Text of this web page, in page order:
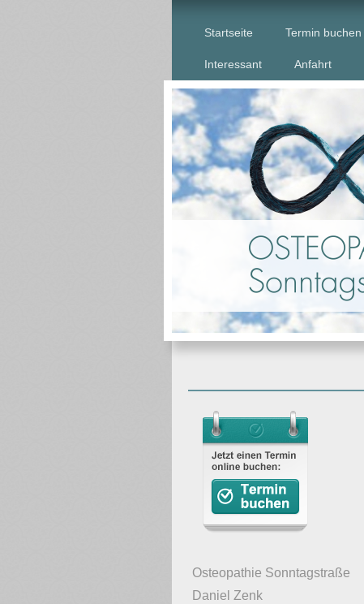
Startseite Termin buchen
Interessant Anfahrt
Osteopathie Sonntagstraße
Daniel Zenk